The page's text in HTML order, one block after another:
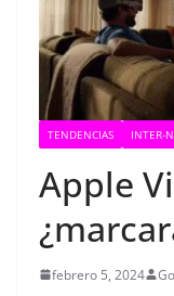
TENDENCIAS INTER-
Apple
febrero 5, 2024